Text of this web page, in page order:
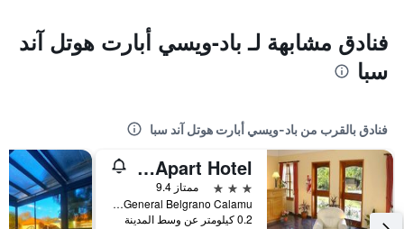
فنادق مشابهة لـ باد-ويسي أبارت هوتل آند
سبا
فنادق بالقرب من باد-ويسي أبارت هوتل آند سبا
Candy Apart Hotel
3 نجوم
ممتاز 9.4
Manuel Paguaga 557 Villa General Belgrano Calamu, فيلا غينرال بيلغرانو, محافظة كوردوبا, الأرجنتين
0.2 كيلومتر عن وسط المدينة